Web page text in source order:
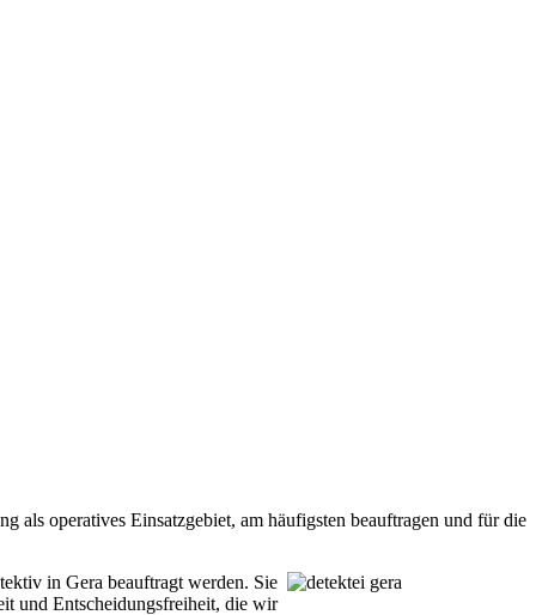
als ope­ra­ti­ves Ein­satz­ge­biet, am häu­figs­ten beauf­tra­gen und für die
in Gera beauf­tragt wer­den. Sie
und Ent­schei­dungs­frei­heit, die wir